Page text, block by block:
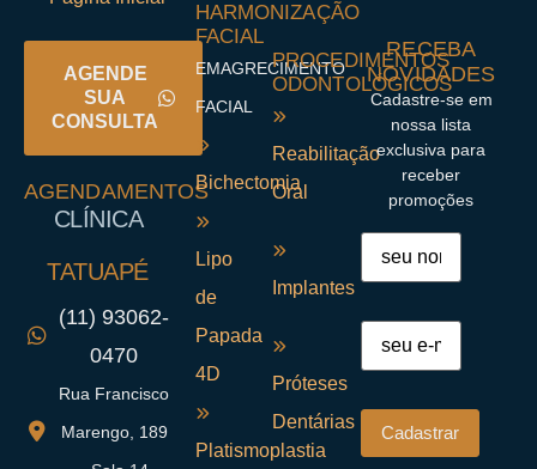
AGENDE
SUA
CONSULTA
AGENDAMENTOS
CLÍNICA
TATUAPÉ
(11) 93062-
0470
Rua Francisco
Marengo, 189
HARMONIZAÇÃO
FACIAL
EMAGRECIMENTO
FACIAL
Bichectomia
Lipo
de
Papada
4D
Platismoplastia
PROCEDIMENTOS
ODONTOLÓGICOS
Reabilitação
Oral
Implantes
Próteses
Dentárias
RECEBA
NOVIDADES
Cadastre-se em
nossa lista
exclusiva para
receber
promoções